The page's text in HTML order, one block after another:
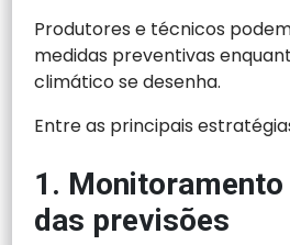
Produtores e técnicos
medidas preventivas
climático se desenha.
Entre as principais
1.
das previsões